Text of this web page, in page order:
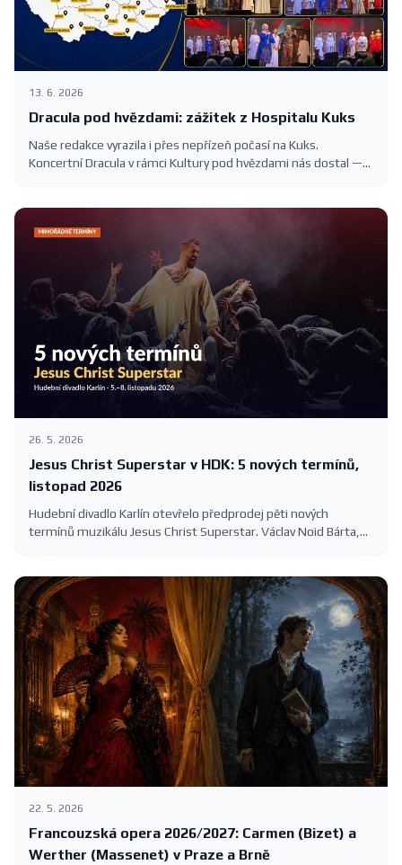
13. 6. 2026
Dracula pod hvězdami: zážitek z Hospitalu Kuks
Naše redakce vyrazila i přes nepřízeň počasí na Kuks.
Koncertní Dracula v rámci Kultury pod hvězdami nás dostal —
26. 5. 2026
Jesus Christ Superstar v HDK: 5 nových termínů,
listopad 2026
Hudební divadlo Karlín otevřelo předprodej pěti nových
termínů muzikálu Jesus Christ Superstar. Václav Noid Bárta,
22. 5. 2026
Francouzská opera 2026/2027: Carmen (Bizet) a
Werther (Massenet) v Praze a Brně